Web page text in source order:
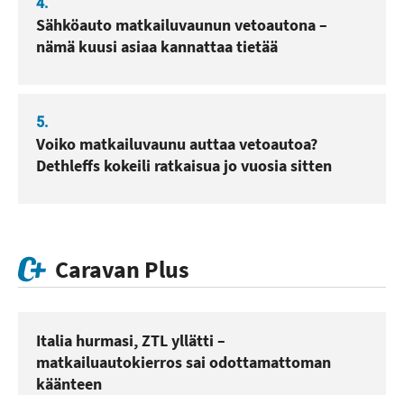
Sähköauto matkailuvaunun vetoautona –
nämä kuusi asiaa kannattaa tietää
5.
Voiko matkailuvaunu auttaa vetoautoa?
Dethleffs kokeili ratkaisua jo vuosia sitten
Caravan Plus
Italia hurmasi, ZTL yllätti –
matkailuautokierros sai odottamattoman
käänteen